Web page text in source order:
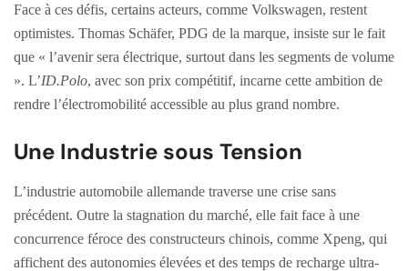
Face à ces défis, certains acteurs, comme Volkswagen, restent
optimistes. Thomas Schäfer, PDG de la marque, insiste sur le fait
que « l’avenir sera électrique, surtout dans les segments de volume
». L’ID.Polo, avec son prix compétitif, incarne cette ambition de
rendre l’électromobilité accessible au plus grand nombre.
Une Industrie sous Tension
L’industrie automobile allemande traverse une crise sans
précédent. Outre la stagnation du marché, elle fait face à une
concurrence féroce des constructeurs chinois, comme Xpeng, qui
affichent des autonomies élevées et des temps de recharge ultra-